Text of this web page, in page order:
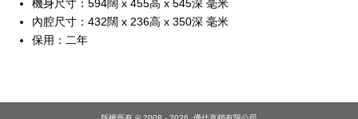
機身尺寸：594闊 x 455高 x 545深 毫米
內腔尺寸：432闊 x 236高 x 350深 毫米
保用：二年